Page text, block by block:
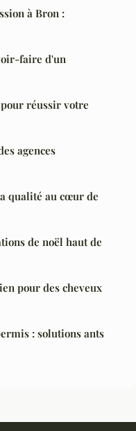
à Bron :
faire d'un
réussir votre
agences
qualité au cœur de
de noël haut de
pour des cheveux
: solutions ants